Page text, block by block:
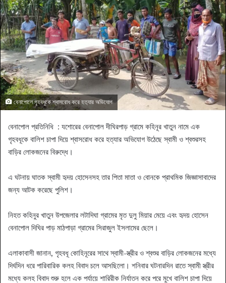
বেনাপোলে গৃহবধুকে শ্বাসরোধ করে হত‍্যার অভিযোগ
বেনাপোল প্রতিনিধি : যশোরের বেনাপোল দীঘিরপাড় গ্রামে কহিনূর খাতুন নামে এক
গৃহবধূকে বালিশ চাপা দিয়ে শ্বাসরোধ করে হত্যার অভিযোগ উঠেছে স্বামী ও শ্বশুরসহ
বাড়ির লোকজনের বিরুদ্ধে।
এ ঘটনায় ঘাতক স্বামী হৃদয় হোসেনসহ তার পিতা মাতা ও বোনকে প্রাথমিক জিজ্ঞাসাবাদের
জন্য আটক করেছে পুলিশ।
নিহত কহিনুর খাতুন উপজেলার লটাদিঘা গ্রামের মৃত দুলু মিয়ার মেয়ে এবং হৃদয় হোসেন
বেনাপোল দিঘির পাড় মাঠপাড়া গ্রামের সিরাজুল ইসলামের ছেলে।
এলাকাবাসী জানান, গৃহবধূ কোহিনূরের সাথে স্বামী-স্ত্রীর ও শ্বশুর বাড়ির লোকজনের মধ্যে
দির্ঘদিন ধরে পারিবারিক কলহ বিবাদ চলে আসছিলো। শনিবার ঘটনারদিন রাতে স্বামী স্ত্রীর
মধ্যে কলহ বিবাদ শুরু হলে এক পর্যায়ে শারিরীক নির্যাতন করে পরে মুখে বালিশ চাপা দিয়ে